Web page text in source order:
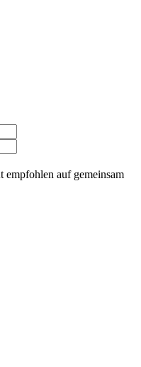
empfohlen auf gemeinsam